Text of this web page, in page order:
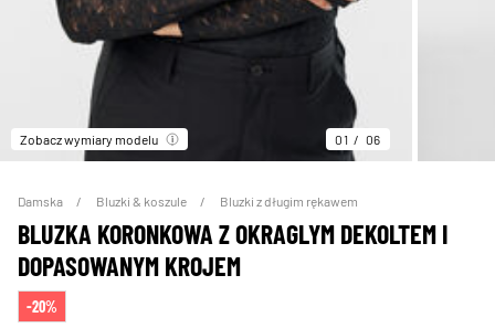
Zobacz wymiary modelu 01 06
Damska Bluzki & koszule Bluzki z długim rękawem
BLUZKA KORONKOWA Z OKRAGLYM DEKOLTEM I
DOPASOWANYM KROJEM
-20%